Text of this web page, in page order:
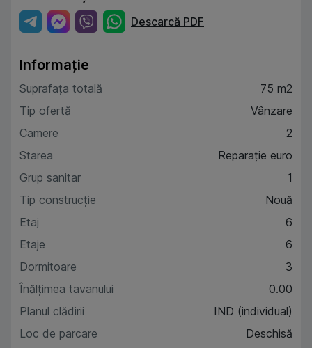
Descarcă PDF
Informație
Suprafața totală
75 m2
Tip ofertă
Vânzare
Camere
2
Starea
Reparație euro
Grup sanitar
1
Tip construcție
Nouă
Etaj
6
Etaje
6
Dormitoare
3
Înălțimea tavanului
0.00
Planul clădirii
IND (individual)
Loc de parcare
Deschisă